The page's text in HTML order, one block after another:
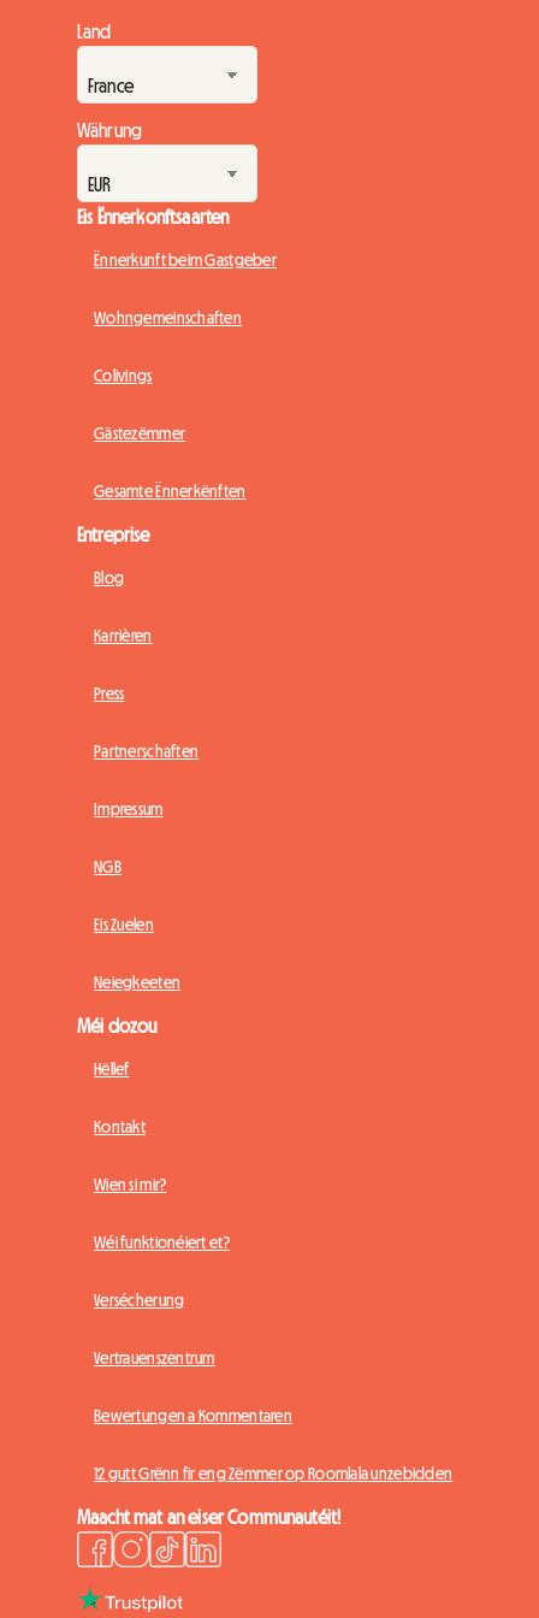
de Festival Interceltique Lorient 2026 drop, Honnertdausende
vu Begeeschterten aus der ganzer Welt ze empfänken.
Angesicht vun dësem massive Andran...
Land
Währung
Eis Ënnerkonftsaarten
Ënnerkunft beim Gastgeber
Wohngemeinschaften
Colivings
Gästezëmmer
Gesamte Ënnerkënften
Entreprise
Blog
Karrièren
Press
Partnerschaften
Impressum
NGB
Eis Zuelen
Neiegkeeten
Méi dozou
Hëllef
Kontakt
Wien si mir?
Wéi funktionéiert et?
Versécherung
Vertrauenszentrum
Bewertungen a Kommentaren
12 gutt Grënn fir eng Zëmmer op Roomlala unzebidden
Maacht mat an eiser Communautéit!